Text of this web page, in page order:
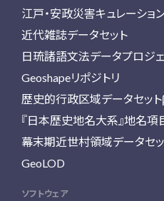
江戸・安政災害キュレーショ
近代雑誌データセット
日琉諸語文法データプロジ
Geoshapeリポジトリ
歴史的行政区域データセッ
『日本歴史地名大系』地名項
幕末期近世村領域データセ
GeoLOD
ソフトウェア